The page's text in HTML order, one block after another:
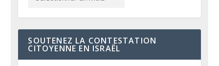
SOUTENEZ LA CONTESTATION
CITOYENNE EN ISRAËL